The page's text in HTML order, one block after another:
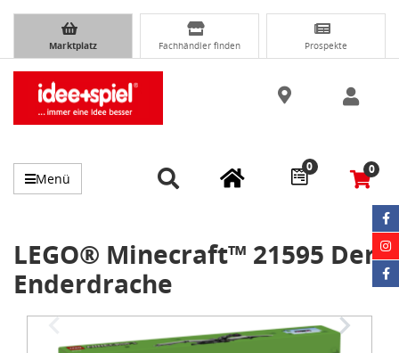
Marktplatz Fachhändler finden Prospekte
Menü
0 0
LEGO® Minecraft™ 21595 Der
Enderdrache